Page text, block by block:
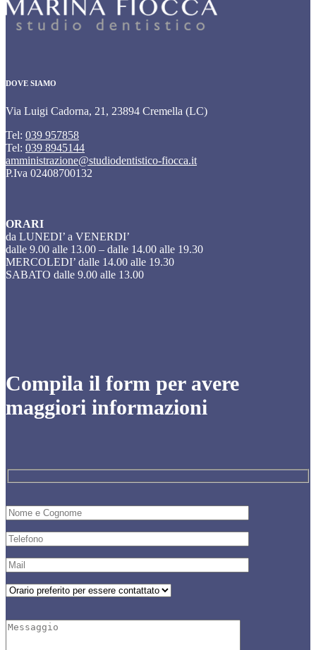
DOVE SIAMO
Via Luigi Cadorna, 21, 23894 Cremella (LC)
Tel: 039 957858
Tel: 039 8945144
amministrazione@studiodentistico-fiocca.it
P.Iva 02408700132
ORARI
da LUNEDI’ a VENERDI’
dalle 9.00 alle 13.00 – dalle 14.00 alle 19.30
MERCOLEDI’ dalle 14.00 alle 19.30
SABATO dalle 9.00 alle 13.00
Compila il form per avere
maggiori informazioni